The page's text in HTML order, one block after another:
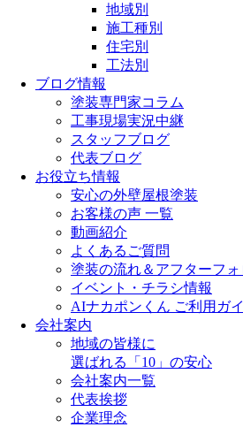
地域別
施工種別
住宅別
工法別
ブログ情報
塗装専門家コラム
工事現場実況中継
スタッフブログ
代表ブログ
お役立ち情報
安心の外壁屋根塗装
お客様の声 一覧
動画紹介
よくあるご質問
塗装の流れ＆アフターフォ
イベント・チラシ情報
AIナカポンくん ご利用ガ
会社案内
地域の皆様に
選ばれる「10」の安心
会社案内一覧
代表挨拶
企業理念